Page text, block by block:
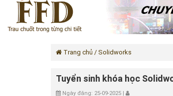
Trang chủ / Solidworks
Tuyển sinh khóa học
Ngày đăng: 25-09-2025 |